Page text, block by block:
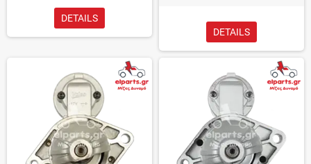
DETAILS
DETAILS